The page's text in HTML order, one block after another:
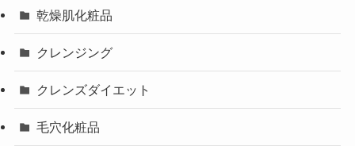
乾燥肌化粧品
クレンジング
クレンズダイエット
毛穴化粧品